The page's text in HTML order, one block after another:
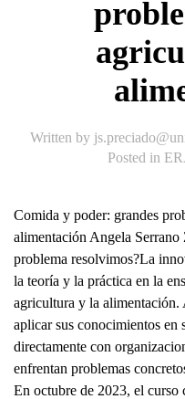
Written by
Posted in
Comida y poder: grandes
alimentación Angela Serrano
problema resolvimos?La
la teoría y la práctica en la
agricultura y la alimentación.
aplicar sus conocimientos en
directamente con
enfrentan problemas
En octubre de 2023, el